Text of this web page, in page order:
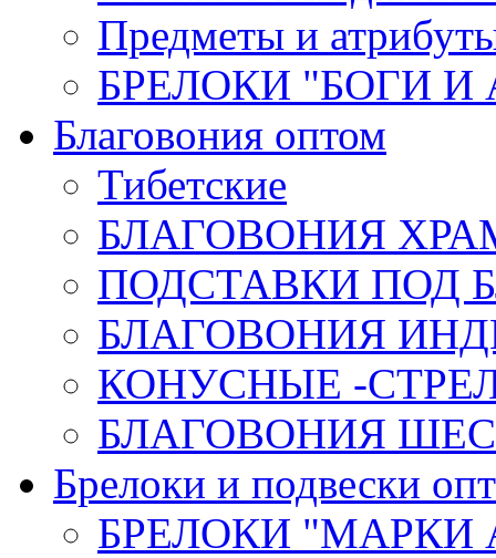
Предметы и
БРЕЛОКИ "БОГИ И
Благовония оптом
Тибетские
БЛАГОВОНИЯ
ПОДСТАВКИ ПОД
БЛАГОВОНИЯ
КОНУСНЫЕ -
БЛАГОВОНИЯ
Брелоки и подвески
БРЕЛОКИ "МАРКИ